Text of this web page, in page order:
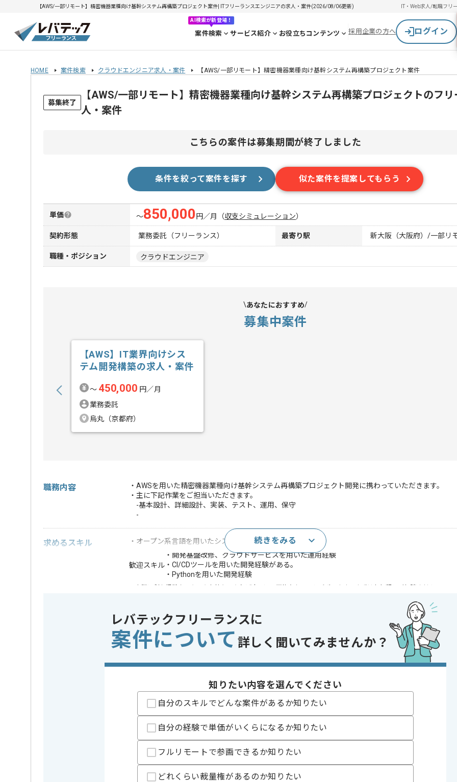
【AWS/一部リモート】精密機器業種向け基幹システム再構築プロジェクト案件| ITフリーランスエンジニアの求人・案件(2026/08/06更新) IT・Web求人/転職フリ
AI検索が新登場！
案件検索 サービス紹介 お役立ちコンテンツ 採用企業の方へ ログイン
HOME 案件検索 クラウドエンジニア求人・案件 【AWS/一部リモート】精密機器業種向け基幹システム再構築プロジェクト案件
募集終了
【AWS/一部リモート】精密機器業種向け基幹システム再構築プロジェクトのフ
人・案件
こちらの案件は募集期間が終了しました
条件を絞って案件を探す 似た案件を提案してもらう
単価 〜850,000 円／月 （収支シミュレーション）
契約形態 業務委託（フリーランス） 最寄り駅 新大阪（大阪府）/一部リ
職種・ポジション クラウドエンジニア
あなたにおすすめ
募集中案件
【AWS】IT業界向けシス
テム開発構築の求人・案件
〜 450,000 円／月
業務委託
烏丸（京都府）
職務内容
・AWSを用いた精密機器業種向け基幹システム再構築プロジェクト開発に携わっていただきます。
・主に下記作業をご担当いただきます。
-基本設計、詳細設計、実装、テスト、運用、保守
-
求めるスキル ・オープン系言語を用いたシステム開発経験2~3年以上
歓迎スキル
・開発基盤改修、クラウドサービスを用いた運用経験
・CI/CDツールを用いた開発経験がある。
・Pythonを用いた開発経験
この案件で扱う技術 DB
SQL Server
クラウド
開発ツール
Jenkins , JP1
この案件のポイント 業務内容
システム開発
基幹業務システム
特徴
精算基準時間
支払いサイト
15日
続きをみる
レバテックフリーランスに
案件について 詳しく聞いてみませんか？
知りたい内容を選んでください
自分のスキルでどんな案件があるか知りたい
自分の経験で単価がいくらになるか知りたい
フルリモートで参画できるか知りたい
どれくらい裁量権があるのか知りたい